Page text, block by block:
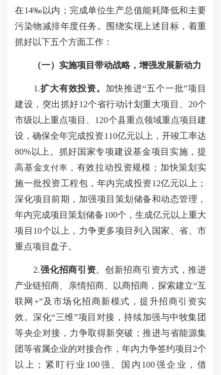
在14‰以内；完成单位生产总值能耗降低和主要
污染物减排年度任务。围绕实现上述目标，着重
抓好以下五个方面工作：
（一）实施项目带动战略，增强发展新动力
1.扩大有效投资。 加快推进“五个一批”项目
建设，突出抓好12个省行动计划重大项目、20个
市级以上重点项目、120个县重点领域重点项目建
设，确保全年完成投资110亿元以上，开竣工率达
80%以上。抓好国家专项建设基金项目实施，提
高基金支付率 ，有效拉动投资规模；加快策划实
施一批投资工程包，年内完成投资12亿元以上；
深化项目前期，加强项目策划储备和动态管理，
年内完成项目策划储备100个，生成亿元以上重大
项目10个以上，力争更多项目列入国家、省、市
重点项目盘子。
2.强化招商引资。创新招商引资方式，推进
产业链招商、亲情招商、以商招商，探索建立“互
联网+”及市场化招商新模式，提升招商引资实
效。深化“三维”项目对接，持续加强与中牧集团
等央企对接，力争取得新突破；推进与省能源集
团等省属企业的对接合作，年内力争签约项目2个
以上；紧盯行业100强、国内100强企业，借